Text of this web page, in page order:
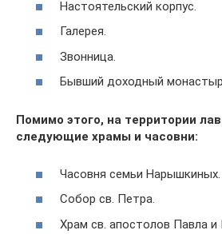
Настоятельский корпус.
Галерея.
Звонница.
Бывший доходный
Помимо этого, на территории
следующие храмы и часовни:
Часовня семьи Нарышкиных.
Собор св. Петра.
Храм св. апостолов Павла и